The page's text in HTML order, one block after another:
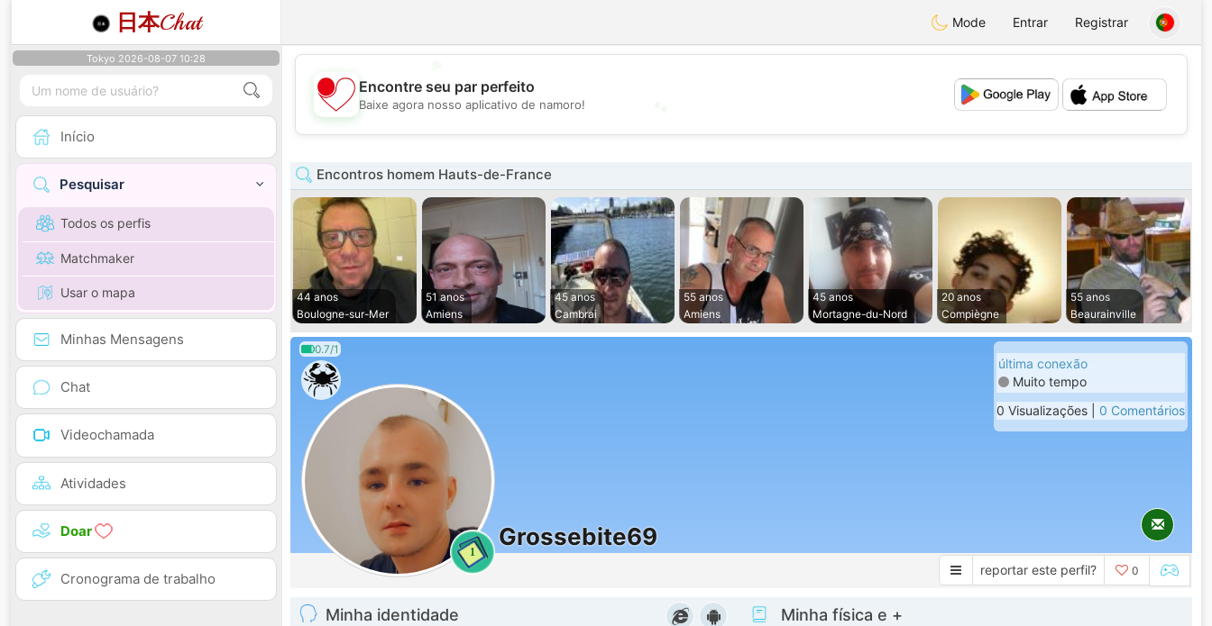
日本Chat Mode Entrar Registrar
Tokyo 2026-08-07 10:28
Início
Pesquisar
Todos os perfis
Matchmaker
Usar o mapa
Minhas Mensagens
Chat
Videochamada
Atividades
Doar
Cronograma de trabalho
💖
💖
💕
Encontre seu par perfeito
Baixe agora nosso aplicativo de namoro!
Encontros homem Hauts-de-France
44 anos
Boulogne-sur-Mer
51 anos
Amiens
45 anos
Cambrai
55 anos
Amiens
45 anos
Mortagne-du-Nord
20 anos
Compiègne
55 anos
Beaurainville
0.7/1
1
Grossebite69
última conexão
Muito tempo
0 Visualizações | 0 Comentários
reportar este perfil? 0
Minha identidade Minha física e +